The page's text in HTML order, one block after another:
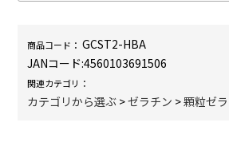
商品コード： GCST2-HBA
JANコード:4560103691506
関連カテゴリ：
カテゴリから選ぶ >ゼラチン >顆粒ゼ